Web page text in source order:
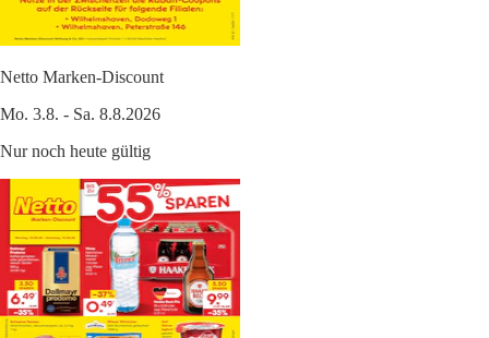
Netto Marken-Discount
Mo. 3.8. - Sa. 8.8.2026
Nur noch heute gültig